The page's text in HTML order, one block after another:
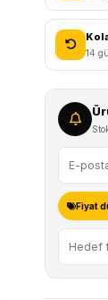
Yüksek
Tın
Ses
Bisiklet
Karışık
Renkli
adet
14
Fiyat